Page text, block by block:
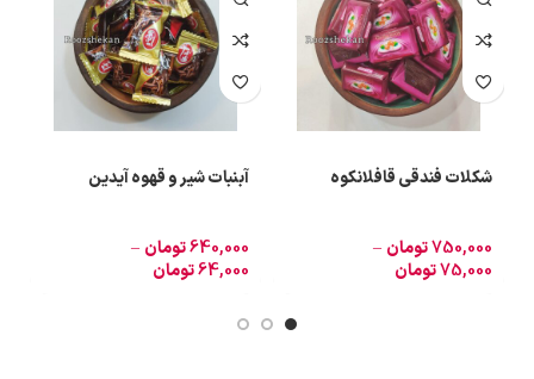
شکلات فندقی قافلانکوه
750,000تومان –
75,000تومان
آبنبات شیر و قهوه آیدین
640,000تومان –
64,000تومان